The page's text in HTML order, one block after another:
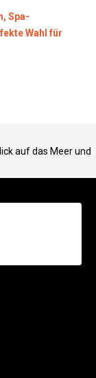
Spa-
Wahl für
auf das Meer und